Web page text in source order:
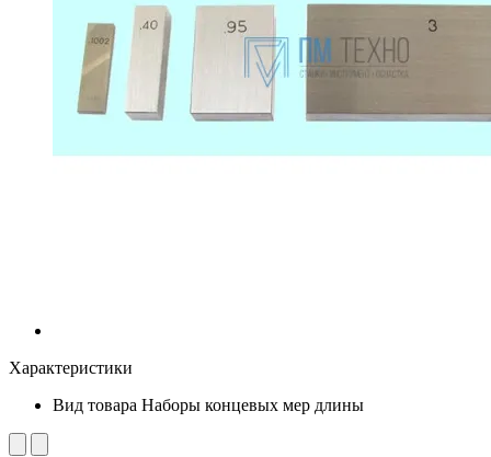
Характеристики
Вид товара Наборы концевых мер длины